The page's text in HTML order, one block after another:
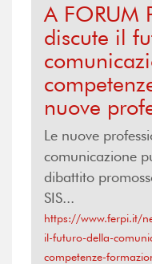
A FORUM
discute il
nuove
Le nuove
comunicazione
dibattito
SIS...
https://www.ferpi.it/
il-futuro-della-
competenze-